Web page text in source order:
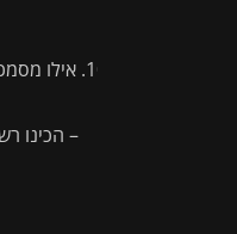
אילו
– הכינו